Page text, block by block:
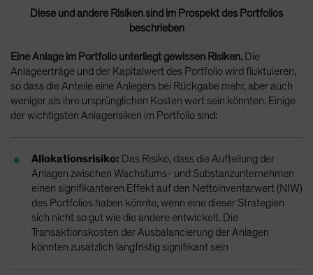
Diese und andere Risiken sind im Prospekt des Portfolios
beschrieben
Eine Anlage im Portfolio unterliegt gewissen Risiken. Die
Anlageerträge und der Kapitalwert des Portfolio wird fluktuieren,
so dass die Anteile eine Anlegers bei Rückgabe mehr, aber auch
weniger als ihre ursprünglichen Kosten wert sein könnten. Einige
der wichtigsten Anlagerisiken im Portfolio sind:
Allokationsrisiko: Das Risiko, dass die Aufteilung der
Anlagen zwischen Wachstums- und Substanzunternehmen
einen signifikanteren Effekt auf den Nettoinventarwert (NIW)
des Portfolios haben könnte, wenn eine dieser Strategien
sich nicht so gut wie die andere entwickelt. Die
Transaktionskosten der Ausbalancierung der Anlagen
könnten zusätzlich langfristig signifikant sein